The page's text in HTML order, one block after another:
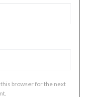
this browser for the next